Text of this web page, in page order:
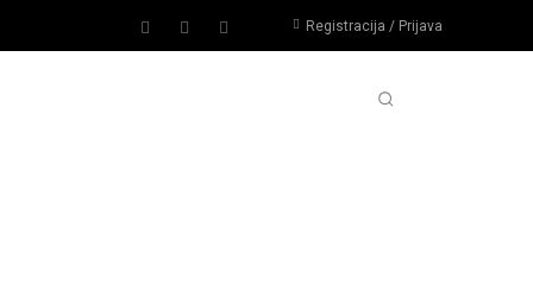
Registracija / Prijava